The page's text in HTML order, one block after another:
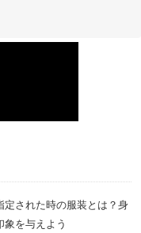
定された時の服装とは？身
象を与えよう